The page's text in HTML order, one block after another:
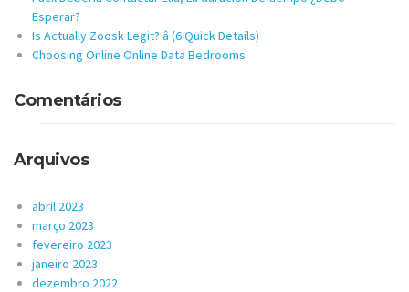
Esperar?
Is Actually Zoosk Legit? â (6 Quick Details)
Choosing Online Online Data Bedrooms
Comentários
Arquivos
abril 2023
março 2023
fevereiro 2023
janeiro 2023
dezembro 2022